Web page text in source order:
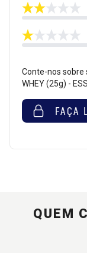
Conte-nos sobre
WHEY (25g) -
FAÇA
QUEM